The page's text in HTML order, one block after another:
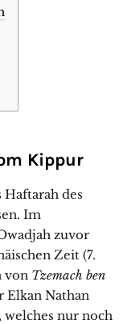
Kippur
Haftarah des
Im
zuvor
Zeit (7.
von Tzemach ben
Elkan Nathan
welches nur noch